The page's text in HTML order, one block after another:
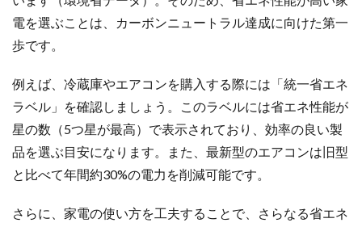
電を選ぶことは、カーボンニュートラル達成に向けた第一
歩です。
例えば、冷蔵庫やエアコンを購入する際には「統一省エネ
ラベル」を確認しましょう。このラベルには省エネ性能が
星の数（5つ星が最高）で表示されており、効率の良い製
品を選ぶ目安になります。また、最新型のエアコンは旧型
と比べて年間約30%の電力を削減可能です。
さらに、家電の使い方を工夫することで、さらなる省エネ